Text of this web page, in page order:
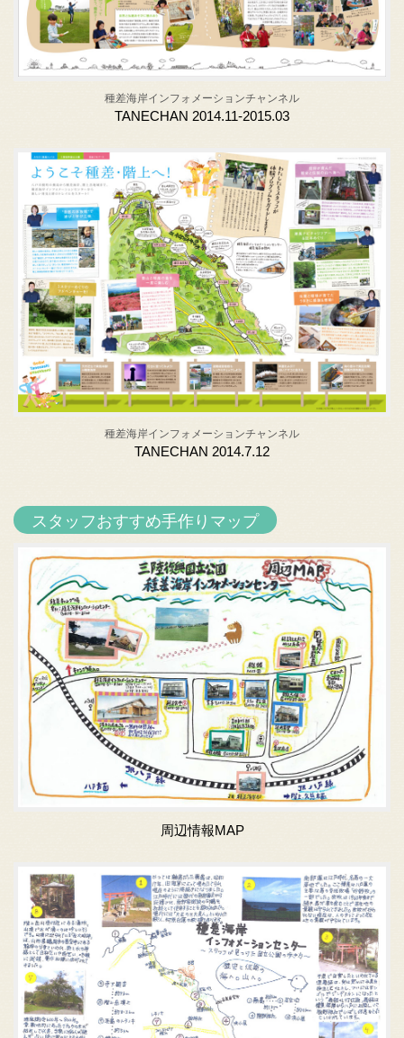
種差海岸インフォメーションチャンネル
TANECHAN 2014.11-2015.03
種差海岸インフォメーションチャンネル
TANECHAN 2014.7.12
スタッフおすすめ手作りマップ
周辺情報MAP